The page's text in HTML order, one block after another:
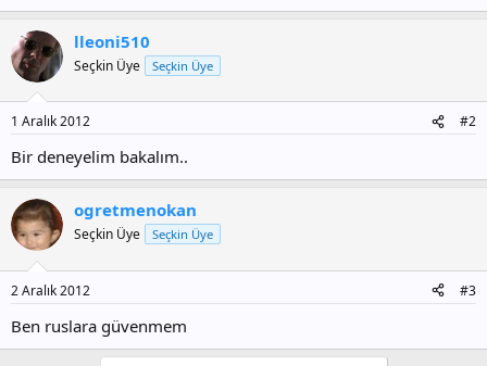
lleoni510
Seçkin Üye Seçkin Üye
1 Aralık 2012 #2
Bir deneyelim bakalım..
ogretmenokan
Seçkin Üye Seçkin Üye
2 Aralık 2012 #3
Ben ruslara güvenmem